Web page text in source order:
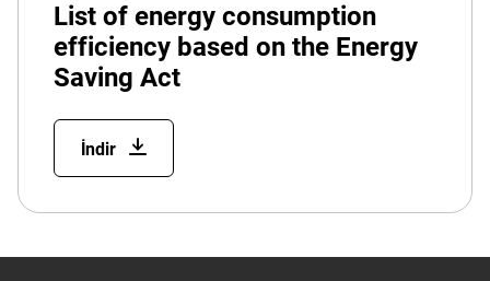
List of energy consumption
efficiency based on the Energy
Saving Act
İndir